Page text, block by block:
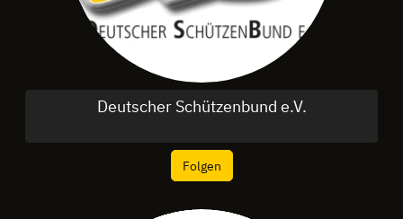
Deutscher Schützenbund e.V.
Folgen